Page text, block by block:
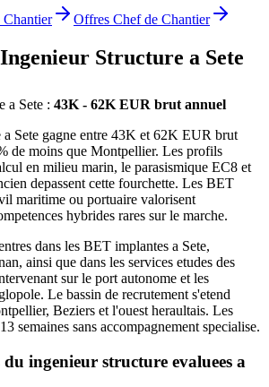
Chantier Offres Chef de Chantier
Ingenieur Structure a Sete
a Sete : 43K - 62K EUR brut annuel
Sete gagne entre 43K et 62K EUR brut
de moins que Montpellier. Les profils
en milieu marin, le parasismique EC8 et
depassent cette fourchette. Les BET
maritime ou portuaire valorisent
hybrides rares sur le marche.
dans les BET implantes a Sete,
ainsi que dans les services etudes des
sur le port autonome et les
Le bassin de recrutement s'etend
Beziers et l'ouest heraultais. Les
semaines sans accompagnement specialise.
du ingenieur structure evaluees a